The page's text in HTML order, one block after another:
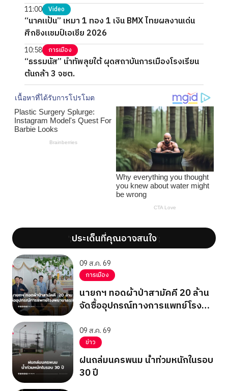
11:00 Video
“นาคแป้น” เหมา 1 ทอง 1 เงิน BMX ไทยผลงานเด่น
ศึกชิงแชมป์เอเชีย 2026
10:58 การเมือง
“ธรรมนัส” นำทัพลุยใต้ ผุดสถาบันการเมืองโรงเรียน
ต้นกล้า 3 จชต.
';ประเด็นที่คุณอาจสนใจ';
09 ส.ค. 69
การเมือง
นายกฯ ทอดผ้าป่าสามัคคี 20 ล้าน
จัดซื้ออุปกรณ์ทางการแพทย์โรง
09 ส.ค. 69
ข่าว
ฝนถล่มนครพนม น้ำท่วมหนักในรอบ
30 ปี